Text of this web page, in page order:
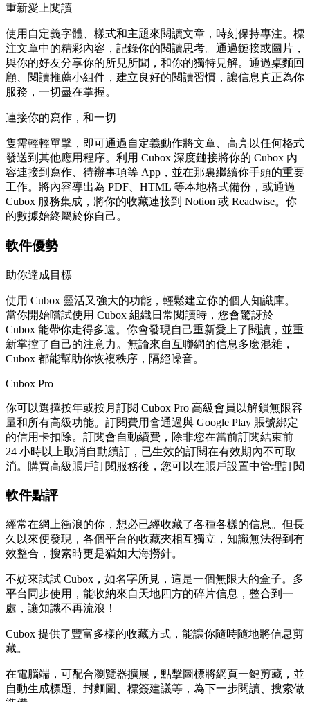
重新愛上閱讀
使用自定義字體、樣式和主題來閱讀文章，時刻保持專注。標
注文章中的精彩內容，記錄你的閱讀思考。通過鏈接或圖片，
與你的好友分享你的所見所聞，和你的獨特見解。通過桌麵回
顧、閱讀推薦小組件，建立良好的閱讀習慣，讓信息真正為你
服務，一切盡在掌握。
連接你的寫作，和一切
隻需輕輕單擊，即可通過自定義動作將文章、高亮以任何格式
發送到其他應用程序。利用 Cubox 深度鏈接將你的 Cubox 內
容連接到寫作、待辦事項等 App，並在那裏繼續你手頭的重要
工作。將內容導出為 PDF、HTML 等本地格式備份，或通過
Cubox 服務集成，將你的收藏連接到 Notion 或 Readwise。你
的數據始終屬於你自己。
軟件優勢
助你達成目標
使用 Cubox 靈活又強大的功能，輕鬆建立你的個人知識庫。
當你開始嚐試使用 Cubox 組織日常閱讀時，您會驚訝於
Cubox 能帶你走得多遠。你會發現自己重新愛上了閱讀，並重
新掌控了自己的注意力。無論來自互聯網的信息多麽混雜，
Cubox 都能幫助你恢複秩序，隔絕噪音。
Cubox Pro
你可以選擇按年或按月訂閱 Cubox Pro 高級會員以解鎖無限容
量和所有高級功能。訂閱費用會通過與 Google Play 賬號綁定
的信用卡扣除。訂閱會自動續費，除非您在當前訂閱結束前
24 小時以上取消自動續訂，已生效的訂閱在有效期內不可取
消。購買高級賬戶訂閱服務後，您可以在賬戶設置中管理訂閱
軟件點評
經常在網上衝浪的你，想必已經收藏了各種各樣的信息。但長
久以來便發現，各個平台的收藏夾相互獨立，知識無法得到有
效整合，搜索時更是猶如大海撈針。
不妨來試試 Cubox，如名字所見，這是一個無限大的盒子。多
平台同步使用，能收納來自天地四方的碎片信息，整合到一
處，讓知識不再流浪！
Cubox 提供了豐富多樣的收藏方式，能讓你隨時隨地將信息剪
藏。
在電腦端，可配合瀏覽器擴展，點擊圖標將網頁一鍵剪藏，並
自動生成標題、封麵圖、標簽建議等，為下一步閱讀、搜索做